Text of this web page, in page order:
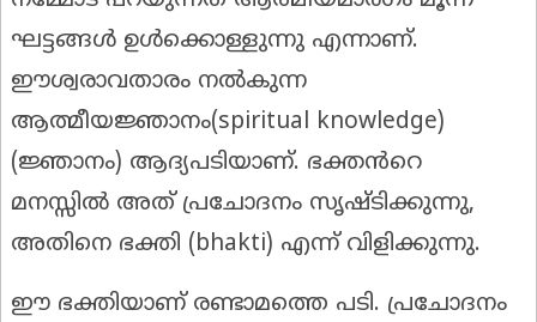
ഘട്ടങ്ങൾ ഉൾക്കൊള്ളുന്നു എന്നാണ്.
ഈശ്വരാവതാരം നൽകുന്ന
ആത്മീയജ്ഞാനം(spiritual knowledge)
(ജ്ഞാനം) ആദ്യപടിയാണ്. ഭക്തൻറെ
മനസ്സിൽ അത് പ്രചോദനം സൃഷ്ടിക്കുന്നു,
അതിനെ ഭക്തി (bhakti) എന്ന് വിളിക്കുന്നു.
ഈ ഭക്തിയാണ് രണ്ടാമത്തെ പടി. പ്രചോദനം